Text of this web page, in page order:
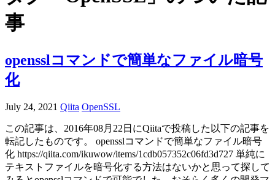
事
opensslコマンドで簡単なファイル暗号
化
July 24, 2021 Qiita OpenSSL
この記事は、2016年08月22日にQiitaで投稿した以下の記事を
転記したものです。 opensslコマンドで簡単なファイル暗号
化 https://qiita.com/ikuwow/items/1cdb057352c06fd3d727 単純に
テキストファイルを暗号化する方法はないかと思って探して